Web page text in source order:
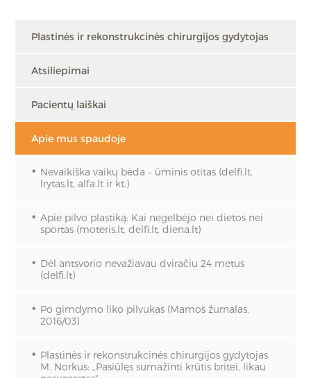
Plastinės ir rekonstrukcinės chirurgijos gydytojas
Atsiliepimai
Pacientų laiškai
Apie mus spaudoje
Nevaikiška vaikų bėda – ūminis otitas (delfi.lt.
lrytas.lt, alfa.lt ir kt.)
Apie pilvo plastiką: Kai negelbėjo nei dietos nei
sportas (moteris.lt, delfi.lt, diena.lt)
Dėl antsvorio nevažiavau dviračiu 24 metus
(delfi.lt)
Po gimdymo liko pilvukas (Mamos žurnalas,
2016/03)
Plastinės ir rekonstrukcinės chirurgijos gydytojas
M. Norkus: „Pasiūlęs sumažinti krūtis britei, likau